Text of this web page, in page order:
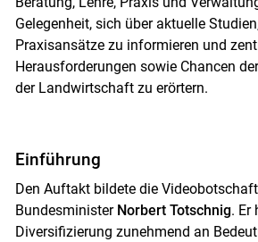
Gelegenheit, sich über aktuelle
Praxisansätze zu informieren und
Herausforderungen sowie Chancen
der Landwirtschaft zu erörtern.
Einführung
Den Auftakt bildete die
Bundesminister Norbert Totschnig. Er
Diversifizierung zunehmend an